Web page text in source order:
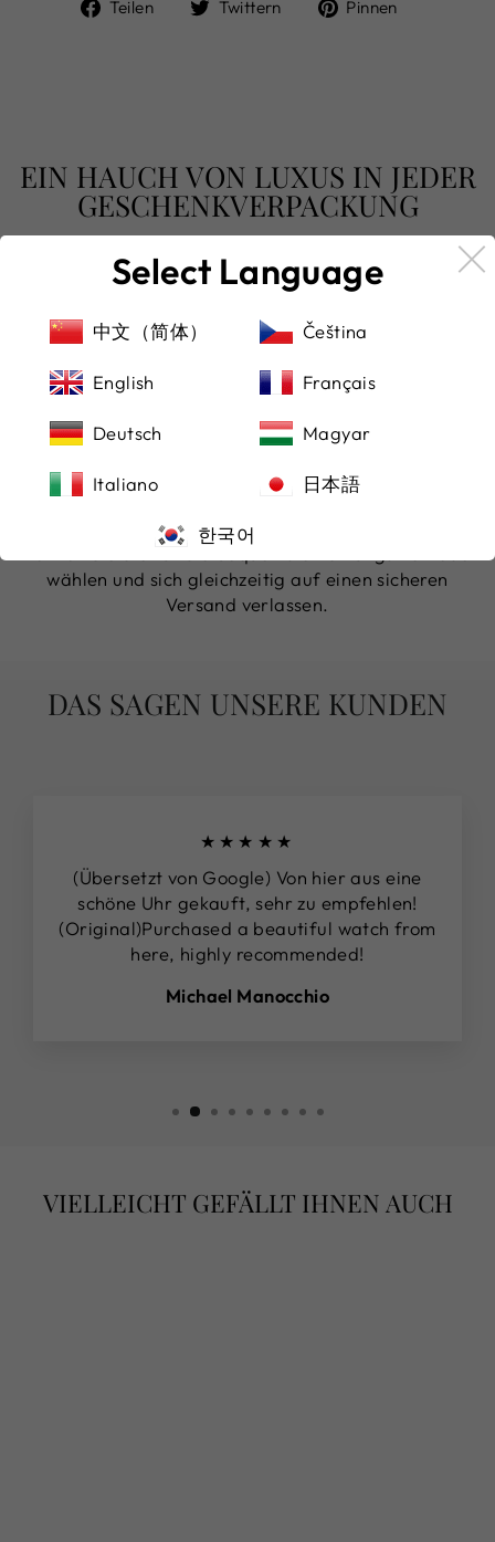
Teilen Twittern Pinnen
EIN HAUCH VON LUXUS IN JEDER
GESCHENKVERPACKUNG
Wir legen größten Wert auf die Qualität und das
Detail jedes einzelnen Schmuckstücks, das wir
versenden. Mit viel Liebe zum Detail prüfen wir jedes
Stück sorgfältig, bevor es seinen Weg zu Ihnen
findet, liebevoll eingebettet in ein edles Etui.
Bezahlen und Versenden
Um Ihnen ein sorgenfreies Einkaufserlebnis zu
garantieren, akzeptieren wir nicht nur Paypal,
sondern auch alle renommierten Kreditkarten. So
wählen und sich gleichzeitig auf einen sicheren
Versand verlassen.
DAS SAGEN UNSERE KUNDEN
★★★★★
(Übersetzt von Google) Von hier aus eine
schöne Uhr gekauft, sehr zu empfehlen!
(Original)Purchased a beautiful watch from
here, highly recommended!
Michael Manocchio
VIELLEICHT GEFÄLLT IHNEN AUCH
Select Language
中文（简体） Čeština
English Français
Deutsch Magyar
Italiano 日本語
한국어